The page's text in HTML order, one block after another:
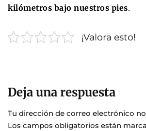
kilómetros bajo nuestros pies.
¡Valora esto!
Deja una respuesta
Tu dirección de correo electrónico
Los campos obligatorios están